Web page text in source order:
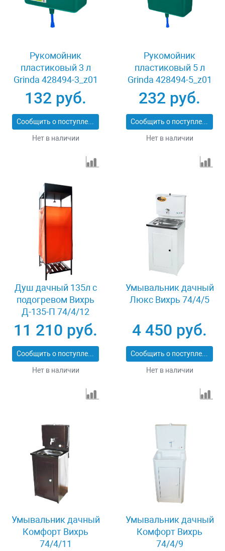
Рукомойник
пластиковый 3 л
Grinda 428494-3_z01
132 руб.
Сообщить о поступлении
Нет в наличии
Рукомойник
пластиковый 5 л
Grinda 428494-5_z01
232 руб.
Сообщить о поступлении
Нет в наличии
Душ дачный 135л с
подогревом Вихрь
Д-135-П 74/4/12
11 210 руб.
Сообщить о поступлении
Нет в наличии
Умывальник дачный
Люкс Вихрь 74/4/5
4 450 руб.
Сообщить о поступлении
Нет в наличии
Умывальник дачный
Комфорт Вихрь
74/4/11
Умывальник дачный
Комфорт Вихрь
74/4/9